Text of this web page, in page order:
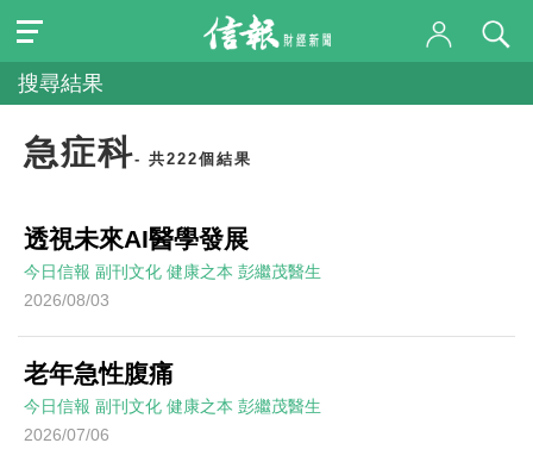
搜尋結果
急症科- 共222個結果
透視未來AI醫學發展
今日信報 副刊文化 健康之本 彭繼茂醫生
2026/08/03
老年急性腹痛
今日信報 副刊文化 健康之本 彭繼茂醫生
2026/07/06